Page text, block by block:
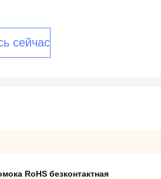
сейчас
RoHS безконтактная